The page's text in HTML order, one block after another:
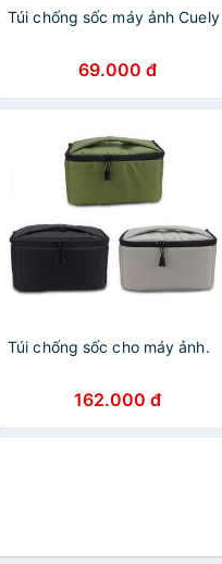
Túi chống sốc máy ảnh Cuely
69.000 đ
Túi chống sốc cho máy ảnh.
162.000 đ